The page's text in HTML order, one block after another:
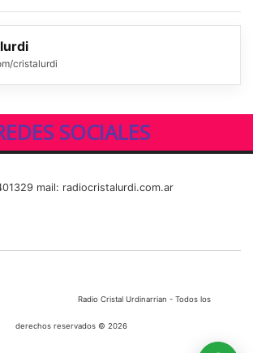
cristalurdi
SOCIALES
mail: radiocristalurdi.com.ar
Radio Cristal Urdinarrian - Todos los
derechos reservados © 2026